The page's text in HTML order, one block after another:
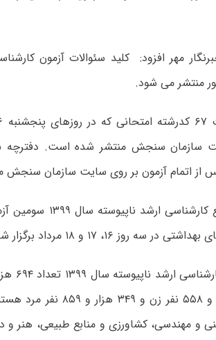
منتشر می شود.
به گزارش مهر، آزمون ورودی
۱۶، ۱۷ و ۱۸ مرداد برگزار شد.
و مهندسی، کشاورزی و منابع طبیعی، هنر و